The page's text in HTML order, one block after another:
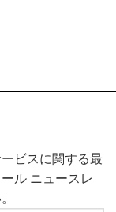
ビスに関する最
ル ニュースレ